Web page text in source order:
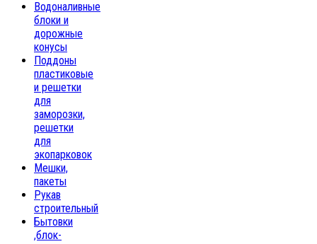
Водоналивные
блоки и
дорожные
конусы
Поддоны
пластиковые
и решетки
для
заморозки,
решетки
для
экопарковок
Мешки,
пакеты
Рукав
строительный
Бытовки
,блок-